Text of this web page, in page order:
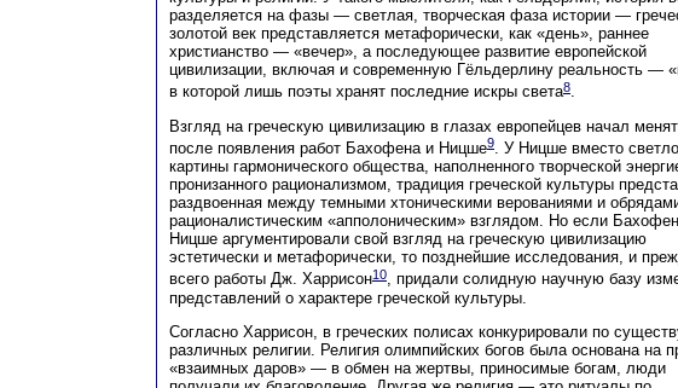
разделяется на фазы — светлая, творческая фаза истории —
золотой век представляется метафорически, как «день», раннее
христианство — «вечер», а последующее развитие европейской
цивилизации, включая и современную Гёльдерлину реальность —
в которой лишь поэты хранят последние искры света8.
Взгляд на греческую цивилизацию в глазах европейцев начал
после появления работ Бахофена и Ницше9. У Ницше вместо
картины гармонического общества, наполненного творческой
пронизанного рационализмом, традиция греческой культуры
раздвоенная между темными хтоническими верованиями и
рационалистическим «апполоническим» взглядом. Но если
Ницше аргументировали свой взгляд на греческую цивилизацию
эстетически и метафорически, то позднейшие исследования, и
всего работы Дж. Харрисон10, придали солидную научную базу
представлений о характере греческой культуры.
Согласно Харрисон, в греческих полисах конкурировали по
различных религии. Религия олимпийских богов была основана на
«взаимных даров» — в обмен на жертвы, приносимые богам, люди